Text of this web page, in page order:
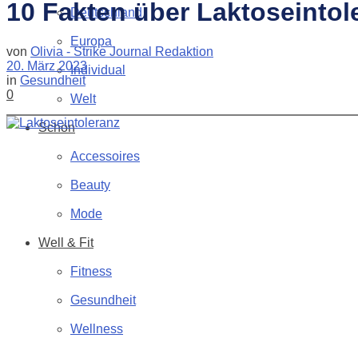
Deutschland
Europa
Individual
Welt
Schön
Accessoires
Beauty
Mode
Well & Fit
Fitness
Gesundheit
Wellness
10 Fakten über
von Olivia - Strike Journal Redaktion
20. März 2023
in Gesundheit
0